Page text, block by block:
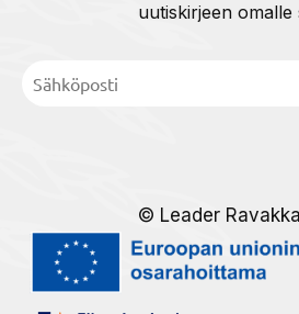
uutiskirjeen omalle
© Leader